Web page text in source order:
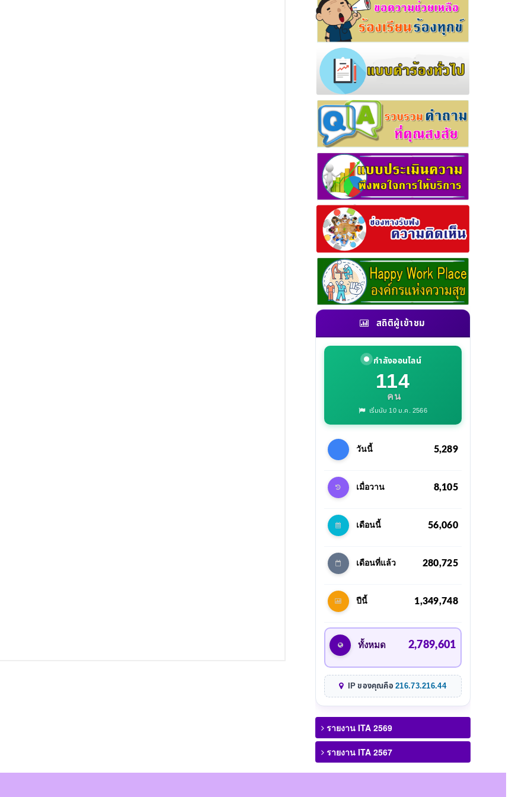
สถิติผู้เข้าชม
กำลังออนไลน์
114
คน
เริ่มนับ 10 ม.ค. 2566
วันนี้ 5,289
เมื่อวาน 8,105
เดือนนี้ 56,060
เดือนที่แล้ว 280,725
ปีนี้ 1,349,748
ทั้งหมด 2,789,601
IP ของคุณคือ216.73.216.44
รายงาน ITA 2569
รายงาน ITA 2567